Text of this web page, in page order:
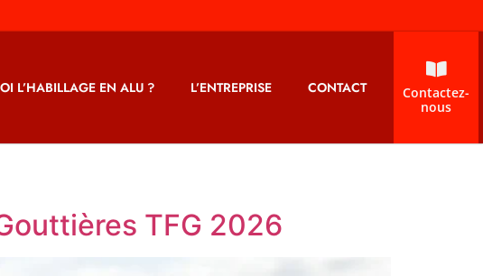
L’HABILLAGE EN ALU ? L’ENTREPRISE CONTACT
Contactez-
nous
TFG 2026